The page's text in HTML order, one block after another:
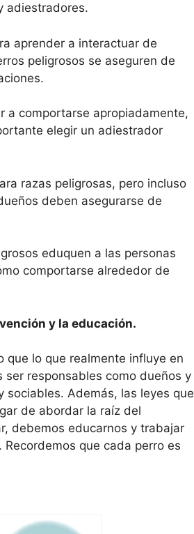
adiestradores.
aprender a interactuar de
peligrosos se aseguren de
a comportarse apropiadamente,
elegir un adiestrador
razas peligrosas, pero incluso
deben asegurarse de
eduquen a las personas
comportarse alrededor de
y la educación.
que lo que realmente influye en
responsables como dueños y
sociables. Además, las leyes que
de abordar la raíz del
debemos educarnos y trabajar
que cada perro es